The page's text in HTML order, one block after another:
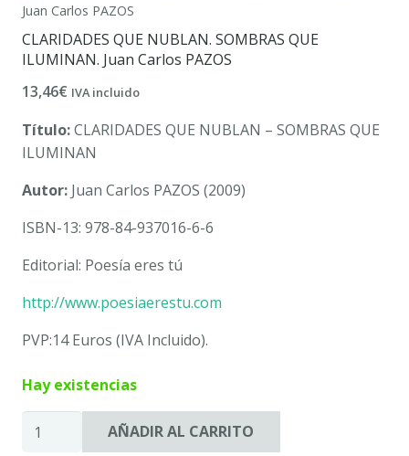
Juan Carlos PAZOS
CLARIDADES QUE NUBLAN. SOMBRAS QUE
ILUMINAN. Juan Carlos PAZOS
13,46€ IVA incluido
Título:CLARIDADES QUE NUBLAN – SOMBRAS QUE
ILUMINAN
Autor: Juan Carlos PAZOS (2009)
ISBN-13: 978-84-937016-6-6
Editorial: Poesía eres tú
http://www.poesiaerestu.com
PVP:14 Euros (IVA Incluido).
Hay existencias
QUE
AÑADIR AL CARRITO